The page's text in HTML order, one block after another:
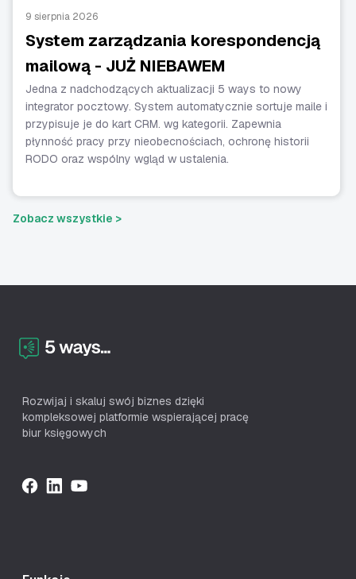
9 sierpnia 2026
System zarządzania korespondencją
mailową - JUŻ NIEBAWEM
Jedna z nadchodzących aktualizacji 5 ways to nowy
integrator pocztowy. System automatycznie sortuje maile i
przypisuje je do kart CRM. wg kategorii. Zapewnia
płynność pracy przy nieobecnościach, ochronę historii
RODO oraz wspólny wgląd w ustalenia.
Zobacz wszystkie >
Rozwijaj i skaluj swój biznes dzięki
kompleksowej platformie wspierającej pracę
biur księgowych